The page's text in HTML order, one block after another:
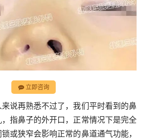
立即咨询
说再熟悉不过了，我们平时看到的鼻
指鼻子的外开口，正常情况下是完全
或狭窄会影响正常的鼻道通气功能，